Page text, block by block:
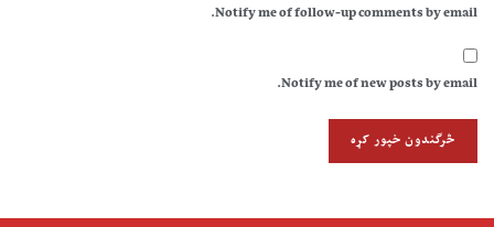
Notify me of follow-up comments by email.
Notify me of new posts by email.